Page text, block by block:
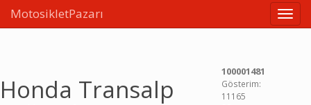
MotosikletPazarı
Honda Transalp
100001481
Gösterim:
11165